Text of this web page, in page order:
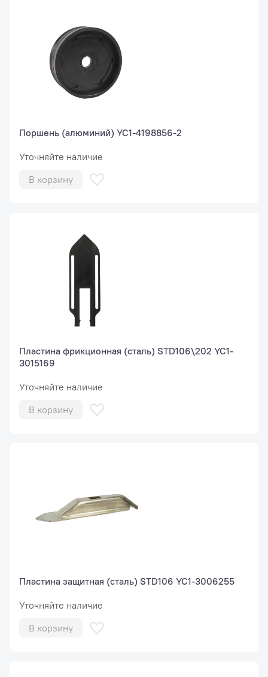
Поршень (алюминий) YC1-4198856-2
Уточняйте наличие
В корзину
Пластина фрикционная (сталь) STD106\202 YC1-
3015169
Уточняйте наличие
В корзину
Пластина защитная (сталь) STD106 YC1-3006255
Уточняйте наличие
В корзину